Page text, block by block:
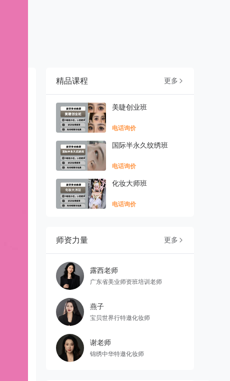
精品课程 更多 
美睫创业班
电话询价
国际半永久纹绣班
电话询价
化妆大师班
电话询价
师资力量 更多 
露西老师
广东省美业师资班培训老师
燕子
宝贝世界行特邀化妆师
谢老师
锦绣中华特邀化妆师